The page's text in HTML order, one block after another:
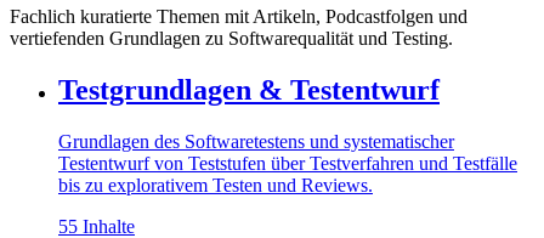
Fachlich kuratierte Themen mit Artikeln, Podcastfolgen und
vertiefenden Grundlagen zu Softwarequalität und Testing.
Testgrundlagen & Testentwurf
Grundlagen des Softwaretestens und systematischer
Testentwurf von Teststufen über Testverfahren und Testfälle
bis zu explorativem Testen und Reviews.
55 Inhalte